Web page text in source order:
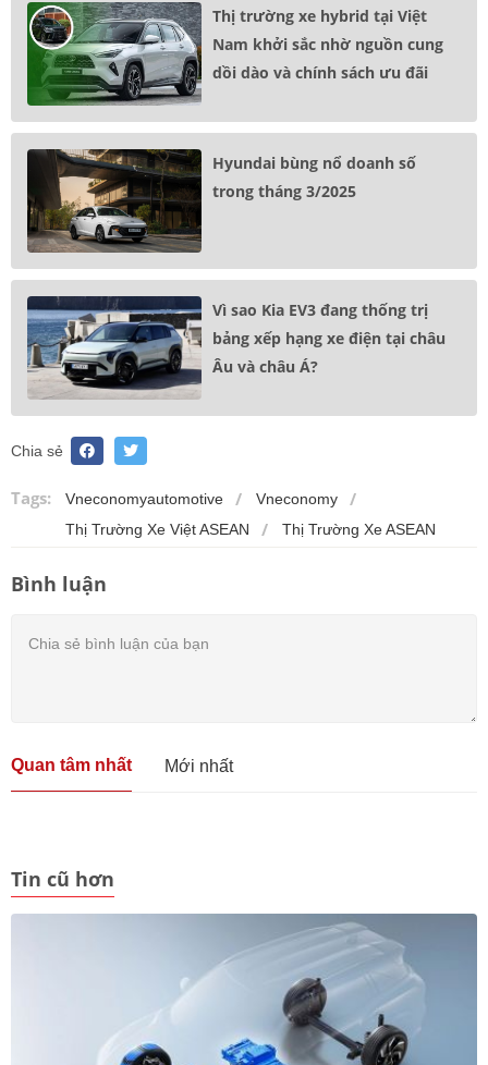
Thị trường xe hybrid tại Việt
Nam khởi sắc nhờ nguồn cung
dồi dào và chính sách ưu đãi
Hyundai bùng nổ doanh số
trong tháng 3/2025
Vì sao Kia EV3 đang thống trị
bảng xếp hạng xe điện tại châu
Âu và châu Á?
Chia sẻ
Tags: Vneconomyautomotive
Vneconomy
Thị Trường Xe Việt ASEAN
Thị Trường Xe ASEAN
Bình luận
Quan tâm nhất Mới nhất
Tin cũ hơn